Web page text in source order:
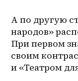
А по другую
народов»
При первом
своим
и «Театром